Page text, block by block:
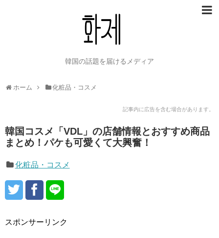
韓国の話題を届けるメディア
ホーム 化粧品・コスメ
記事内に広告を含む場合があります。
韓国コスメ「VDL」の店舗情報とおすすめ商品
まとめ！パケも可愛くて大興奮！
化粧品・コスメ
スポンサーリンク